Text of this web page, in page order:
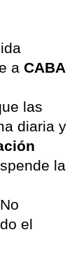
a CABA
las
diaria y
la
el